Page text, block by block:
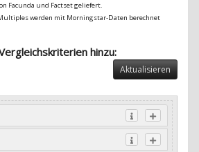
Facunda und Factset geliefert.
werden mit Morningstar-Daten berechnet
hinzu:
Aktualisieren